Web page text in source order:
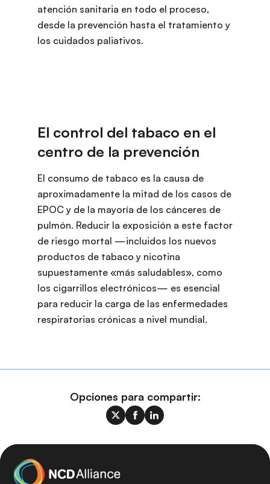
atención sanitaria en todo el proceso,
desde la prevención hasta el tratamiento y
los cuidados paliativos.
El consumo de tabaco es la causa de
aproximadamente la mitad de los casos de
EPOC y de la mayoría de los cánceres de
pulmón. Reducir la exposición a este factor
de riesgo mortal —incluidos los nuevos
productos de tabaco y nicotina
supuestamente «más saludables», como
los cigarrillos electrónicos— es esencial
para reducir la carga de las enfermedades
respiratorias crónicas a nivel mundial.
Opciones para compartir: